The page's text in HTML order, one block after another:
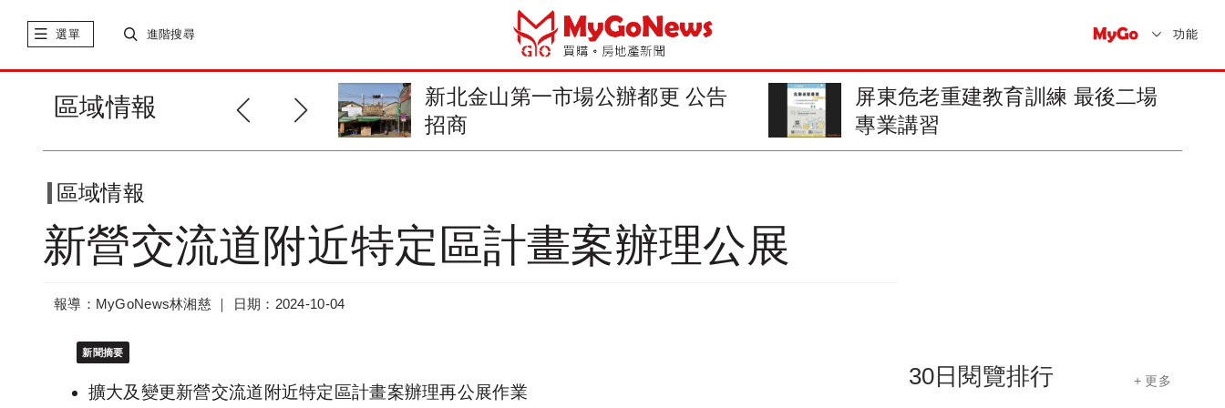
選單 進階搜尋 功能
區域情報
城司法園區10/4起，召開「這
」說...
新北金山第一市場公辦都更 公告
招商
屏東危老重建教育訓練 最後二場
專業講習
區域情報
新營交流道附近特定區計畫案辦理公展
報導：MyGoNews林湘慈 ｜ 日期：2024-10-04
新聞摘要
擴大及變更新營交流道附近特定區計畫案辦理再公展作業
30日閱覽排行 + 更多